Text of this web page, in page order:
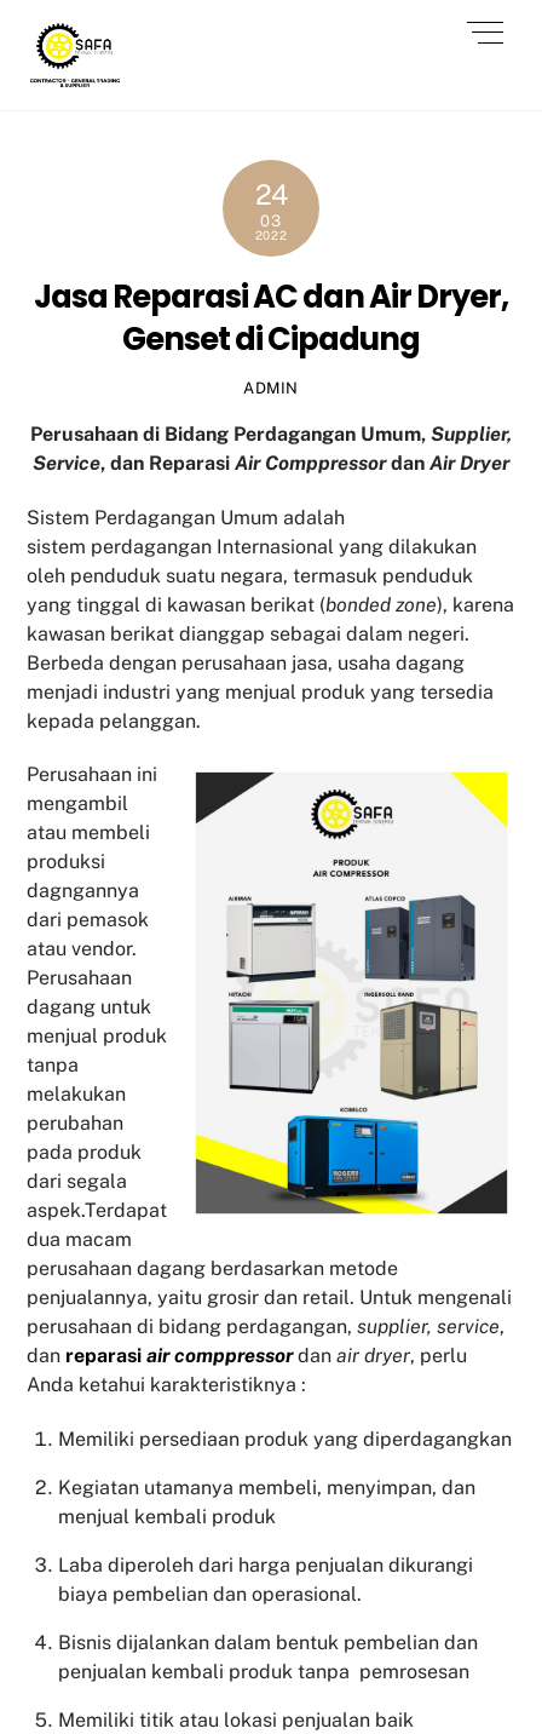
content
24
03
2022
Jasa Reparasi AC dan Air Dryer,
Genset di Cipadung
ADMIN
Perusahaan di Bidang Perdagangan Umum, Supplier,
Service, dan Reparasi Air Comppressordan Air Dryer
Sistem Perdagangan Umum adalah
sistem perdagangan Internasional yang dilakukan
oleh penduduk suatu negara, termasuk penduduk
yang tinggal di kawasan berikat (bonded zone), karena
kawasan berikat dianggap sebagai dalam negeri.
Berbeda dengan perusahaan jasa, usaha dagang
menjadi industri yang menjual produk yang tersedia
kepada pelanggan.
Perusahaan ini
mengambil
atau membeli
produksi
dagngannya
dari pemasok
atau vendor.
Perusahaan
dagang untuk
menjual produk
tanpa
melakukan
perubahan
pada produk
dari segala
aspek.Terdapat
dua macam
perusahaan dagang berdasarkan metode
penjualannya, yaitu grosir dan retail. Untuk mengenali
perusahaan di bidang perdagangan,supplier, service,
dan reparasiair comppressordanair dryer, perlu
Anda ketahui karakteristiknya :
Memiliki persediaan produk yang diperdagangkan
Kegiatan utamanya membeli, menyimpan, dan
menjual kembali produk
Laba diperoleh dari harga penjualan dikurangi
biaya pembelian dan operasional.
Bisnis dijalankan dalam bentuk pembelian dan
penjualan kembali produk tanpa pemrosesan
Memiliki titik atau lokasi penjualan baik